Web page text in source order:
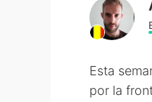
Esta
por la